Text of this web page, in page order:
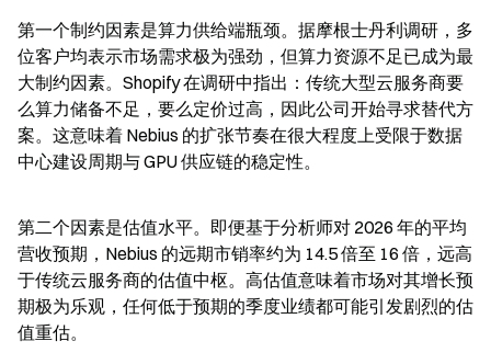
第一个制约因素是算力供给端瓶颈。据摩根士丹利调研，多
位客户均表示市场需求极为强劲，但算力资源不足已成为最
大制约因素。Shopify 在调研中指出：传统大型云服务商要
么算力储备不足，要么定价过高，因此公司开始寻求替代方
案。这意味着 Nebius 的扩张节奏在很大程度上受限于数据
中心建设周期与 GPU 供应链的稳定性。
第二个因素是估值水平。即便基于分析师对 2026 年的平均
营收预期，Nebius 的远期市销率约为 14.5 倍至 16 倍，远高
于传统云服务商的估值中枢。高估值意味着市场对其增长预
期极为乐观，任何低于预期的季度业绩都可能引发剧烈的估
值重估。